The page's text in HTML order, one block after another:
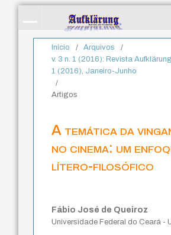
Início / Arquivos
/
v. 3 n. 1 (2016): Revista
1 (2016), Janeiro-Junho
/
Artigos
A temática da
no cinema: um
lítero-filosófico
Fábio José de Queiroz
Universidade Federal do Ceará -